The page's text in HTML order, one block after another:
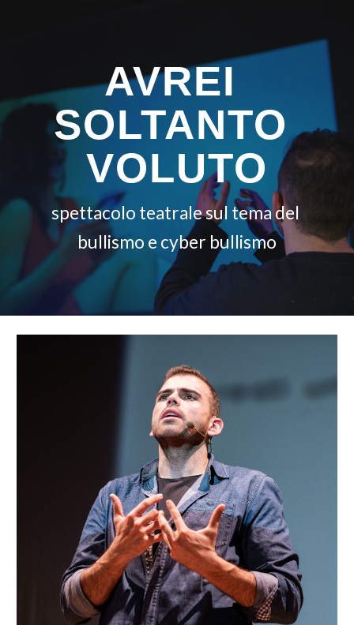
AVREI
SOLTANTO
VOLUTO
spettacolo teatrale sul tema del
bullismo e cyber bullismo